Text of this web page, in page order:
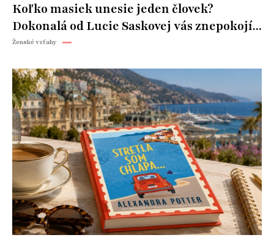
Koľko masiek unesie jeden človek?
Dokonalá od Lucie Saskovej vás znepokojí...
Ženské vzťahy